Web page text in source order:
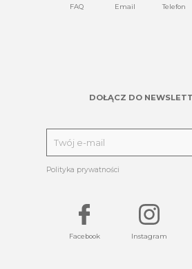
FAQ Email Telefon
DOŁĄCZ DO
Polityka prywatności
Facebook Instagram